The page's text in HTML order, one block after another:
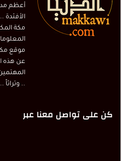
أعظم
الأفئدة
مكة
موقع
عن هذه
.. وتراثاً ..
كن على تواصل معنا عبر